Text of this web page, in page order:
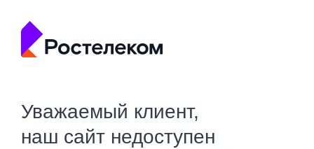
Уважаемый клиент,
наш сайт недоступен